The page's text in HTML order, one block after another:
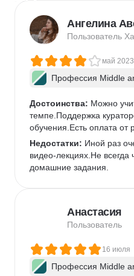
Ангелина
Пользователь
май 2023
Профессия Middle
Достоинства: Можно
темпе.Поддержка
обучения.Есть оплата от
Недостатки: Иной раз
видео-лекциях.Не
домашние задания.
Анастасия
Пользователь
16 июля
Профессия Middle